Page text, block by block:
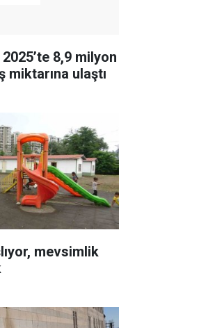
8,9 milyon
miktarına ulaştı
mevsimlik